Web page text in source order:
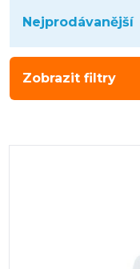
Nejprodávanější
Zobrazit filtry